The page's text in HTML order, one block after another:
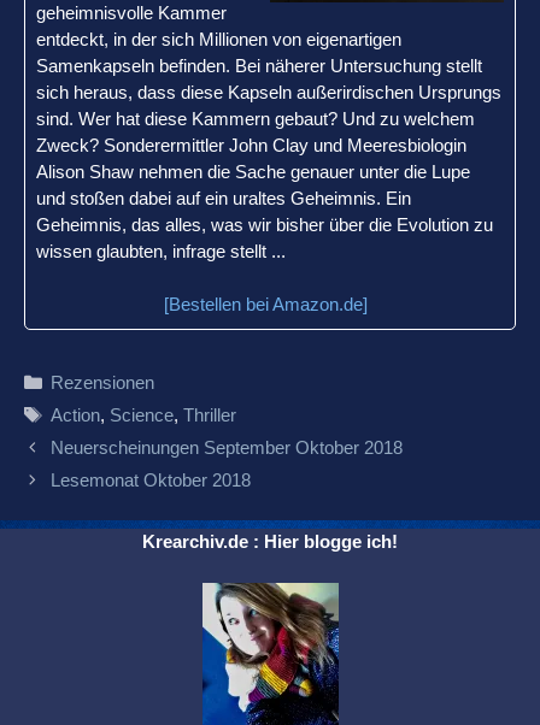
geheimnisvolle Kammer
entdeckt, in der sich Millionen von eigenartigen
Samenkapseln befinden. Bei näherer Untersuchung stellt
sich heraus, dass diese Kapseln außerirdischen Ursprungs
sind. Wer hat diese Kammern gebaut? Und zu welchem
Zweck? Sonderermittler John Clay und Meeresbiologin
Alison Shaw nehmen die Sache genauer unter die Lupe
und stoßen dabei auf ein uraltes Geheimnis. Ein
Geheimnis, das alles, was wir bisher über die Evolution zu
wissen glaubten, infrage stellt ...
[Bestellen bei Amazon.de]
Kategorien
Rezensionen
Schlagwörter
Action, Science, Thriller
Beitrags-
Navigation
Neuerscheinungen September Oktober 2018
Lesemonat Oktober 2018
Krearchiv.de : Hier blogge ich!